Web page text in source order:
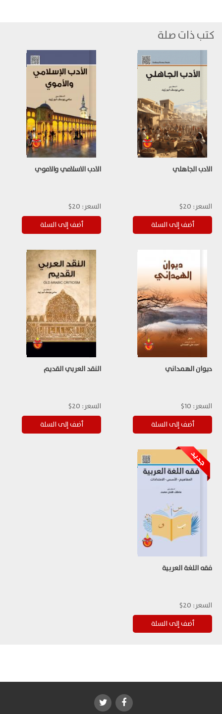
كتب ذات صلة
الادب الجاهلي
السعر: 20$
الادب الاسلامي والاموي
السعر: 20$
ديوان الهمداني
السعر: 10$
النقد العربي القديم
السعر: 20$
فقه اللغة العربية
السعر: 20$